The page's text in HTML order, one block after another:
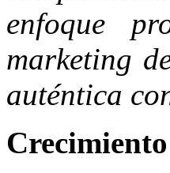
enfoque
marketing
auténtica